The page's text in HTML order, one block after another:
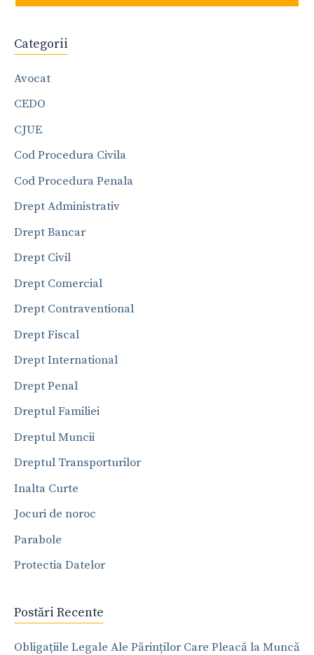
Categorii
Avocat
CEDO
CJUE
Cod Procedura Civila
Cod Procedura Penala
Drept Administrativ
Drept Bancar
Drept Civil
Drept Comercial
Drept Contraventional
Drept Fiscal
Drept International
Drept Penal
Dreptul Familiei
Dreptul Muncii
Dreptul Transporturilor
Inalta Curte
Jocuri de noroc
Parabole
Protectia Datelor
Postări Recente
Obligațiile Legale Ale Părinților Care Pleacă la Muncă